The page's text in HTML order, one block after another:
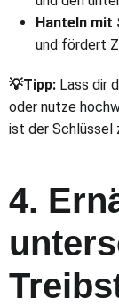
Hanteln mit
und fördert
💡Tipp: Lass dir
oder nutze
ist der Schlüssel
4.